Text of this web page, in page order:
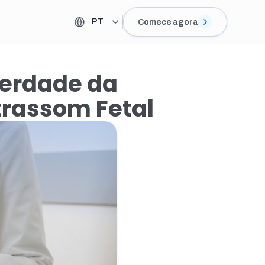
PT Comece agora
da
Fetal